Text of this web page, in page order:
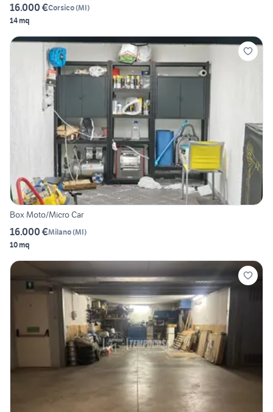
16.000 €Corsico(MI)
14 mq
Box Moto/Micro Car
16.000 €Milano(MI)
10 mq